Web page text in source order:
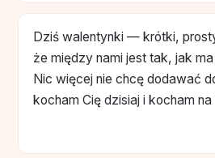
Dziś walentynki — krótki,
że między nami jest tak, jak
Nic więcej nie chcę dodawać
kocham Cię dzisiaj i kocham na